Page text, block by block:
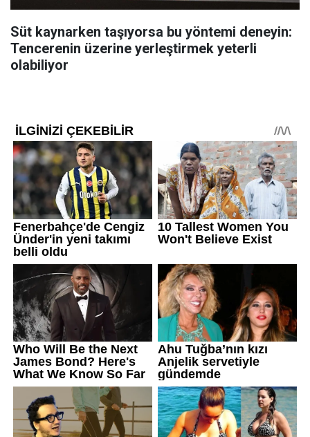
Süt kaynarken taşıyorsa bu yöntemi deneyin:
Tencerenin üzerine yerleştirmek yeterli
olabiliyor